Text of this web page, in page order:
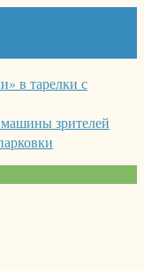
в тарелки с
зрителей